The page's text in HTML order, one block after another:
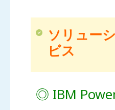
ソリュー
ビス
◎ IBM